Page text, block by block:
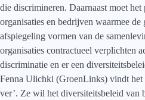
die discrimineren. Daarnaast moet het
organisaties en bedrijven waarmee de
afspiegeling vormen van de
organisaties contractueel verplichten
discriminatie en er een
Fenna Ulichki (GroenLinks) vindt het
ver’. Ze wil het diversiteitsbeleid van